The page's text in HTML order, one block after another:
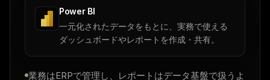
Power BI
一元化されたデータをもとに、実務で使える
ダッシュボードやレポートを作成・共有。
業務はERPで管理し、レポートはデータ基盤で扱うよ